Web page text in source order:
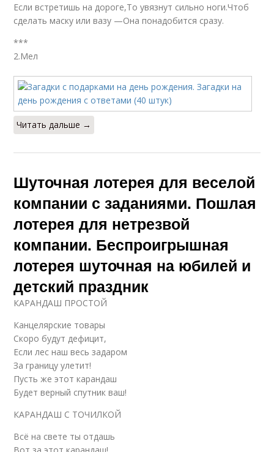
Если встретишь на дороге,То увязнут сильно ноги.Чтоб
сделать маску или вазу —Она понадобится сразу.
***
2.Мел
Читать дальше →
Шуточная лотерея для веселой
компании с заданиями. Пошлая
лотерея для нетрезвой
компании. Беспроигрышная
лотерея шуточная на юбилей и
детский праздник
КАРАНДАШ ПРОСТОЙ
Канцелярские товары
Скоро будут дефицит,
Если лес наш весь задаром
За границу улетит!
Пусть же этот карандаш
Будет верный спутник ваш!
КАРАНДАШ С ТОЧИЛКОЙ
Всё на свете ты отдашь